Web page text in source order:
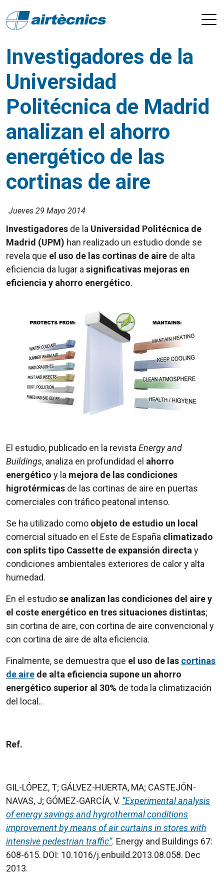
Investigadores de la
Universidad
Politécnica de Madrid
analizan el ahorro
energético de las
cortinas de aire
Jueves 29 Mayo 2014
Investigadores de la Universidad Politécnica de
Madrid (UPM) han realizado un estudio donde se
revela que el uso de las cortinas de aire de alta
eficiencia da lugar a significativas mejoras en
eficiencia y ahorro energético.
El estudio, publicado en la revistaEnergy and
Buildings, analiza en profundidad el ahorro
energético y la mejora de las condiciones
higrotérmicas de las cortinas de aire en puertas
comerciales con tráfico peatonal intenso.
Se ha utilizado como objeto de estudio un local
comercial situado en el Este de España climatizado
con splits tipo Cassette de expansión directay
condiciones ambientales exteriores de calor y alta
humedad.
En el estudiose analizan las condiciones del aire y
el coste energético en tres situaciones distintas;
sin cortina de aire, con cortina de aire convencional y
con cortina de aire de alta eficiencia.
Finalmente, se demuestra que el uso de las cortinas
de aire de alta eficiencia supone un ahorro
energético superior al 30% de toda la climatización
del local..
Ref.
GIL-LÓPEZ, T; GÁLVEZ-HUERTA, MA; CASTEJÓN-
NAVAS, J; GÓMEZ-GARCÍA, V. “Experimental analysis
of energy savings and hygrothermal conditions
improvement by means of air curtains in stores with
intensive pedestrian traffic”. Energy and Buildings 67:
608-615. DOI: 10.1016/j.enbuild.2013.08.058. Dec
2013.